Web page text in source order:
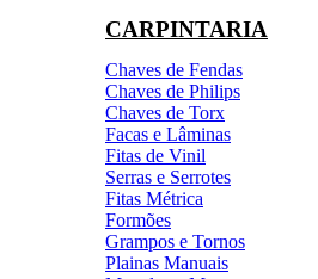
CARPINTARIA
Chaves de Fendas
Chaves de Philips
Chaves de Torx
Facas e Lâminas
Fitas de Vinil
Serras e Serrotes
Fitas Métrica
Formões
Grampos e Tornos
Plainas Manuais